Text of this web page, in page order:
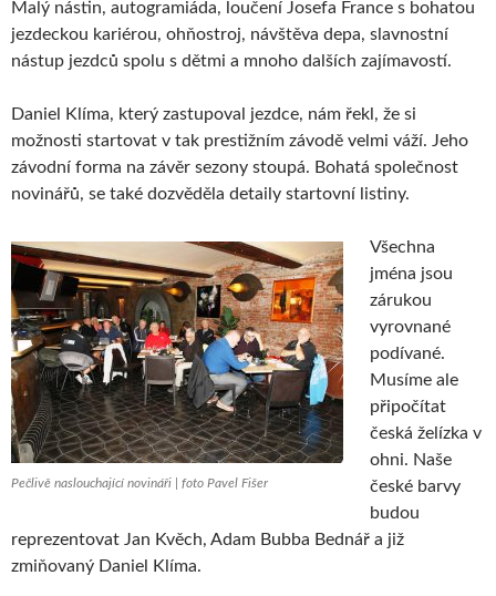
Malý nástin, autogramiáda, loučení Josefa France s bohatou
jezdeckou kariérou, ohňostroj, návštěva depa, slavnostní
nástup jezdců spolu s dětmi a mnoho dalších zajímavostí.
Daniel Klíma, který zastupoval jezdce, nám řekl, že si
možnosti startovat v tak prestižním závodě velmi váží. Jeho
závodní forma na závěr sezony stoupá. Bohatá společnost
novinářů, se také dozvěděla detaily startovní listiny.
Pečlivě naslouchající novináři | foto Pavel Fišer
Všechna
jména jsou
zárukou
vyrovnané
podívané.
Musíme ale
připočítat
česká želízka v
ohni. Naše
české barvy
budou
reprezentovat Jan Kvěch, Adam Bubba Bednář a již
zmiňovaný Daniel Klíma.